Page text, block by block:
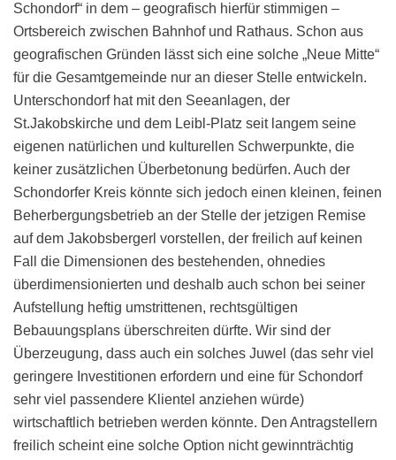
Schondorf“ in dem – geografisch hierfür stimmigen –
Ortsbereich zwischen Bahnhof und Rathaus. Schon aus
geografischen Gründen lässt sich eine solche „Neue Mitte“
für die Gesamtgemeinde nur an dieser Stelle entwickeln.
Unterschondorf hat mit den Seeanlagen, der
St.Jakobskirche und dem Leibl-Platz seit langem seine
eigenen natürlichen und kulturellen Schwerpunkte, die
keiner zusätzlichen Überbetonung bedürfen. Auch der
Schondorfer Kreis könnte sich jedoch einen kleinen, feinen
Beherbergungsbetrieb an der Stelle der jetzigen Remise
auf dem Jakobsbergerl vorstellen, der freilich auf keinen
Fall die Dimensionen des bestehenden, ohnedies
überdimensionierten und deshalb auch schon bei seiner
Aufstellung heftig umstrittenen, rechtsgültigen
Bebauungsplans überschreiten dürfte. Wir sind der
Überzeugung, dass auch ein solches Juwel (das sehr viel
geringere Investitionen erfordern und eine für Schondorf
sehr viel passendere Klientel anziehen würde)
wirtschaftlich betrieben werden könnte. Den Antragstellern
freilich scheint eine solche Option nicht gewinnträchtig